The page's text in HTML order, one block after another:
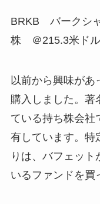
BRKB バークシ
株 ＠215.3米ドル
以前から興味があ
購入しました。著
ている持ち株会社
有しています。特
りは、バフェッ
いるファンドを買